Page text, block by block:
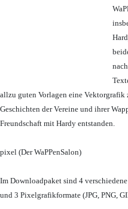
allzu guten Vorlagen eine Vektorgrafik
Geschichten der Vereine und ihrer
Freundschaft mit Hardy entstanden.
pixel (Der WaPPenSalon)
Im Downloadpaket sind 4
und 3 Pixelgrafikformate (JPG, PNG,